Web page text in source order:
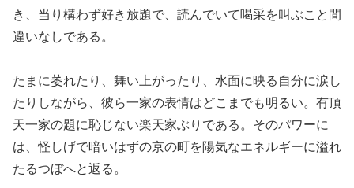
き、当り構わず好き放題で、読んでいて喝采を叫ぶこと間
違いなしである。
たまに萎れたり、舞い上がったり、水面に映る自分に涙し
たりしながら、彼ら一家の表情はどこまでも明るい。有頂
天一家の題に恥じない楽天家ぶりである。そのパワーに
は、怪しげで暗いはずの京の町を陽気なエネルギーに溢れ
たるつぼへと返る。